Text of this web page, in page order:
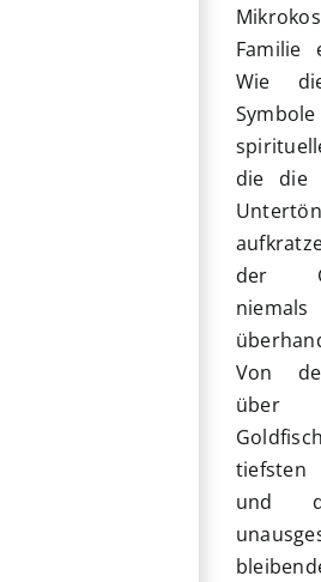
Familie
Wie
die die
der
niemals
Von
über
tiefsten
und